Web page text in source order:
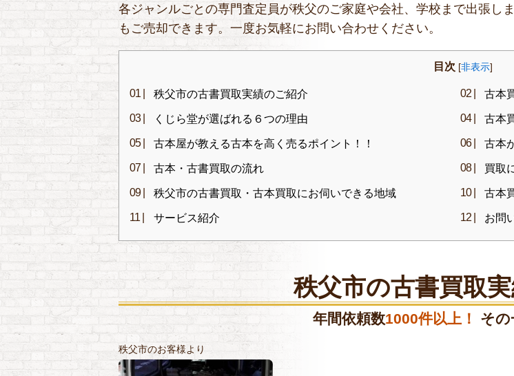
各ジャンルごとの専門査定員が秩父のご家庭や会社、学校まで出張し
もご売却できます。一度お気軽にお問い合わせください。
目次 [非表示]
秩父市の古書買取実績のご紹介 古本
くじら堂が選ばれる６つの理由 古本
古本屋が教える古本を高く売るポイント！！ 古本
古本・古書買取の流れ 買取
秩父市の古書買取・古本買取にお伺いできる地域 古本
サービス紹介 お問
秩父市の古書買取
年間依頼数1000件以上！ その
秩父市のお客様より